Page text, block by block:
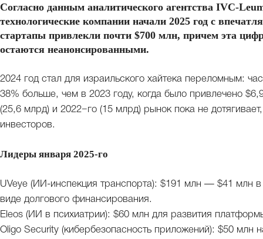
Согласно данным аналитического агентства IVC-
технологические компании начали 2025 год с
стартапы привлекли почти $700 млн, причем эта
остаются неанонсированными.
2024 год стал для израильского хайтека переломным:
38% больше, чем в 2023 году, когда было привлечено
(25,6 млрд) и 2022−го (15 млрд) рынок пока не
инвесторов.
Лидеры января 2025-го
UVeye (ИИ-инспекция транспорта): $191 млн — $41 млн
виде долгового финансирования.
Eleos (ИИ в психиатрии): $60 млн для развития
Oligo Security (кибербезопасность приложений): $50 млн